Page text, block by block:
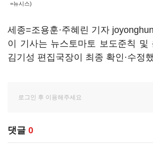
=뉴시스)
세종=조용훈·주혜린 기자
이 기사는 뉴스토마토 보도준칙 및
김기성 편집국장이 최종 확인·수정
댓글 0